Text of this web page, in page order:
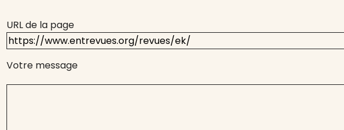
URL de la page
Votre message